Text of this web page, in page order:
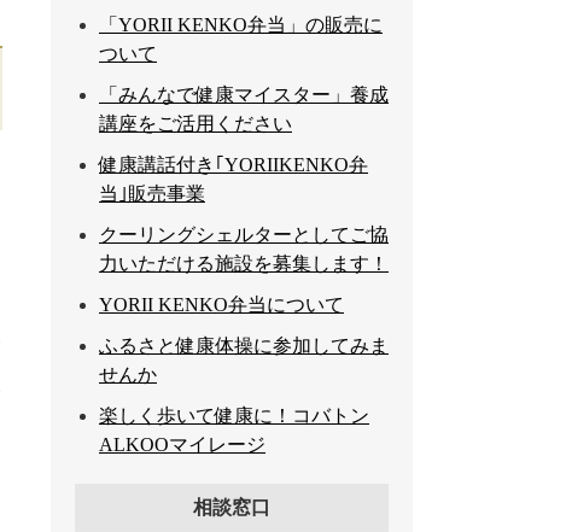
「YORII KENKO弁当」の販売に
ついて
「みんなで健康マイスター」養成
講座をご活用ください
​健康講話付き｢YORIIKENKO弁
当｣販売事業
クーリングシェルターとしてご協
力いただける施設を募集します！
YORII KENKO弁当について
ふるさと健康体操に参加してみま
せんか
楽しく歩いて健康に！コバトン
ALKOOマイレージ
相談窓口